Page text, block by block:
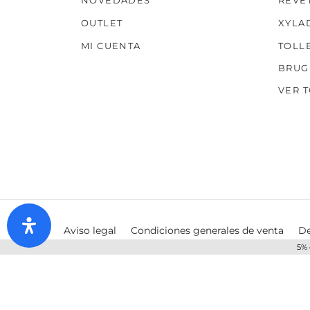
OUTLET
MI CUENTA
VER
Aviso legal Condiciones generales de venta